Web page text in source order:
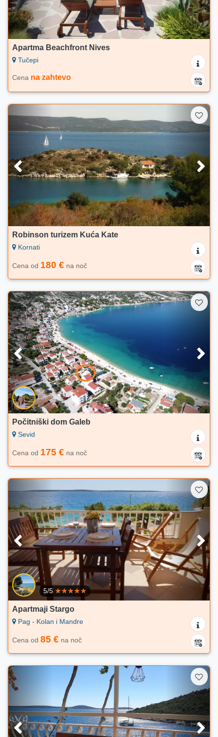
Apartma Beachfront Nives
Tučepi
Cena na zahtevo
Robinson turizem Kuća Kate
Kornati
Cena od 180 € na noč
Počitniški dom Galeb
Sevid
Cena od 175 € na noč
5/5
Apartmaji Stargo
Pag - Kolan i Mandre
Cena od 85 € na noč